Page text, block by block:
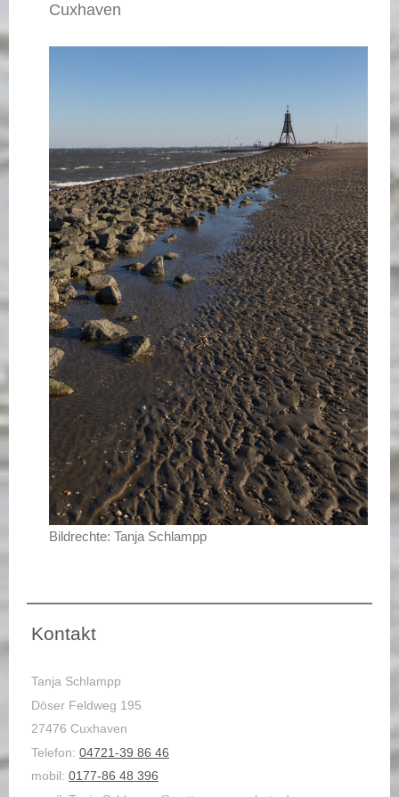
Cuxhaven
Bildrechte: Tanja Schlampp
Kontakt
Tanja Schlampp
Döser Feldweg 195
27476 Cuxhaven
Telefon: 04721-39 86 46
mobil: 0177-86 48 396